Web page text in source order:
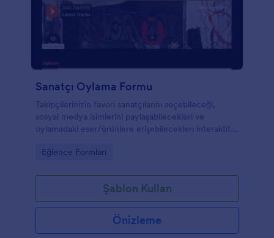
Sanatçı Oylama Formu
Takipçilerinizin favori sanatçılarını seçebileceği,
sosyal medya isimlerini paylaşabilecekleri ve
oylamadaki eser/ürünlere erişebilecekleri interaktif
Go to Category:
Eğlence Formları
Şablon Kullan
Önizleme